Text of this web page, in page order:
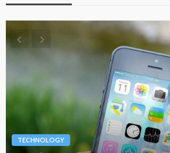
TECHNOLOGY